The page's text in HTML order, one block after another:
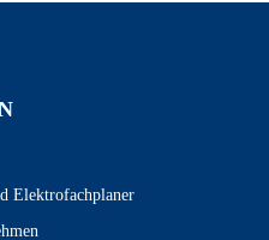
Elektrofachplaner